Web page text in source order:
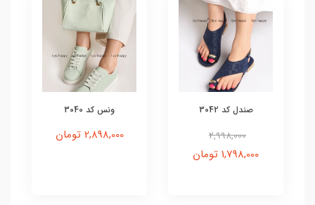
صندل کد 3042
2,998,000
1,798,000 تومان
ونس کد 3040
2,898,000 تومان